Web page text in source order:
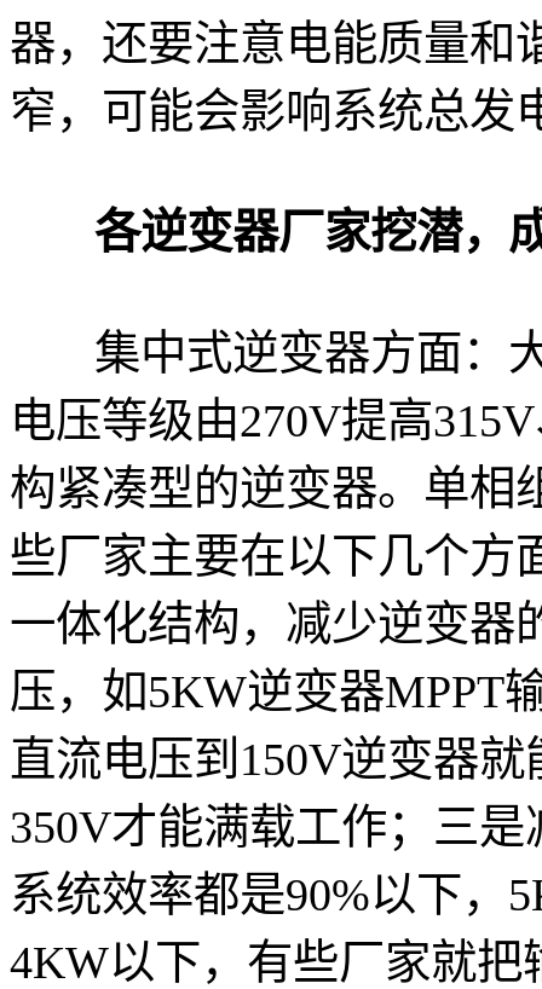
器，还要注意电能质量和
窄，可能会影响系统总发
各逆变器厂家挖潜，
集中式逆变器方面：大
电压等级由270V提高
构紧凑型的逆变器。单相
些厂家主要在以下几个方
一体化结构，减少逆变器
压，如5KW逆变器MPPT
直流电压到150V逆变器
350V才能满载工作；三
系统效率都是90%以下，
4KW以下，有些厂家就